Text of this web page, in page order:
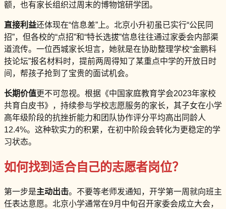
额，也有家长组织过周末的博物馆研学团。
直接利益还体现在“信息差”上。北京小升初虽已实行“公民同
招”，但各校的“点招”和“特长选拔”信息往往通过家委会内部渠
道流传。一位西城家长坦言，她就是在协助整理学校“金鹏科
技论坛”报名材料时，提前两周得知了某重点中学的开放日时
间，帮孩子抢到了宝贵的面试机会。
长期价值更不可忽视。根据《中国家庭教育学会2023年家校
共育白皮书》，持续参与学校志愿服务的家长，其子女在小学
高年级阶段的抗挫折能力和团队协作评分平均高出同龄人
12.4%。这种软实力的积累，在初中阶段会转化为更稳定的学
习状态。
如何找到适合自己的志愿者岗位？
第一步是主动出击。不要等老师发通知，开学第一周就向班主
任表达意愿。北京小学通常在9月中旬召开家委会成立大会，